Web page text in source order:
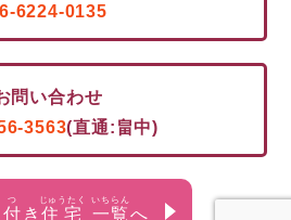
6224-0135
問い合わせ
3563(直通:畠中)
付
つ
き 住宅
じゅうたく
一覧
いちらん
へ